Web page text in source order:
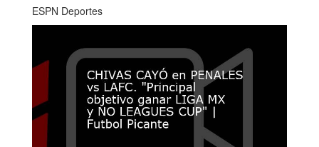
ESPN Deportes